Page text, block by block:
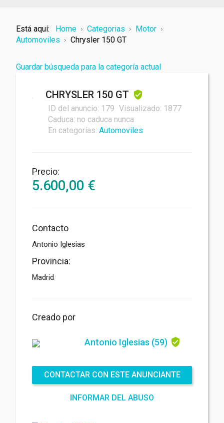
Está aquí: Home Categorias
Motor
Automoviles
Chrysler 150 GT
Guardar búsqueda para la categoría actual
CHRYSLER 150 GT
ID del anuncio: 179 Visualizado: 1877
Caduca: no caduca nunca
En categorías: Automoviles
Precio:
5.600,00 €
Contacto
Antonio Iglesias
Provincia:
Madrid
Creado por
Antonio Iglesias (59)
CONTACTAR CON ESTE ANUNCIANTE
INFORMAR DEL ABUSO
Tu nombre
Mensaje
Archivo adjunto
Términos y condiciones*
Acuerdo de protección de datos *